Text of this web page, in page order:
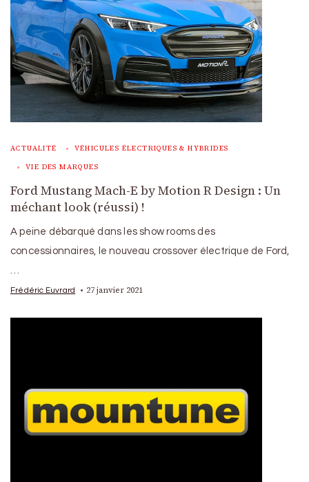
ACTUALITÉ VÉHICULES ÉLECTRIQUES & HYBRIDES
VIE DES MARQUES
Ford Mustang Mach-E by Motion R Design : Un
méchant look (réussi) !
A peine débarqué dans les show rooms des
concessionnaires, le nouveau crossover électrique de Ford,
Frédéric Euvrard 27 janvier 2021